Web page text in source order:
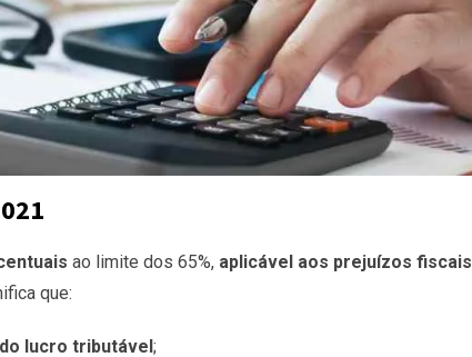
ao limite dos 65%, aplicável aos prejuízos fiscais
que:
lucro tributável;